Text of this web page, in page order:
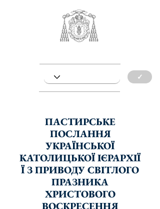
✓
ПАСТИРСЬКЕ
ПОСЛАННЯ
УКРАЇНСЬКОЇ
КАТОЛИЦЬКОЇ ІЄРАРХІЇ
Ї З ПРИВОДУ СВІТЛОГО
ПРАЗНИКА
ХРИСТОВОГО
ВОСКРЕСЕННЯ